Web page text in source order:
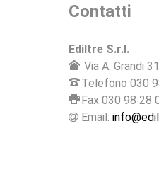
Contatti
Ediltre S.r.l.
Via A. Grandi
Telefono 030
Fax 030 98 28
Email: